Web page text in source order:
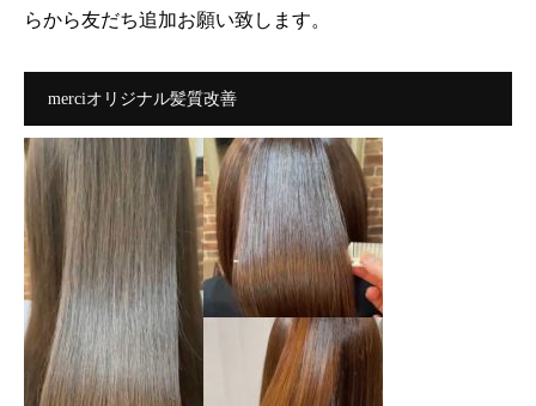
らから友だち追加お願い致します。
merciオリジナル髪質改善